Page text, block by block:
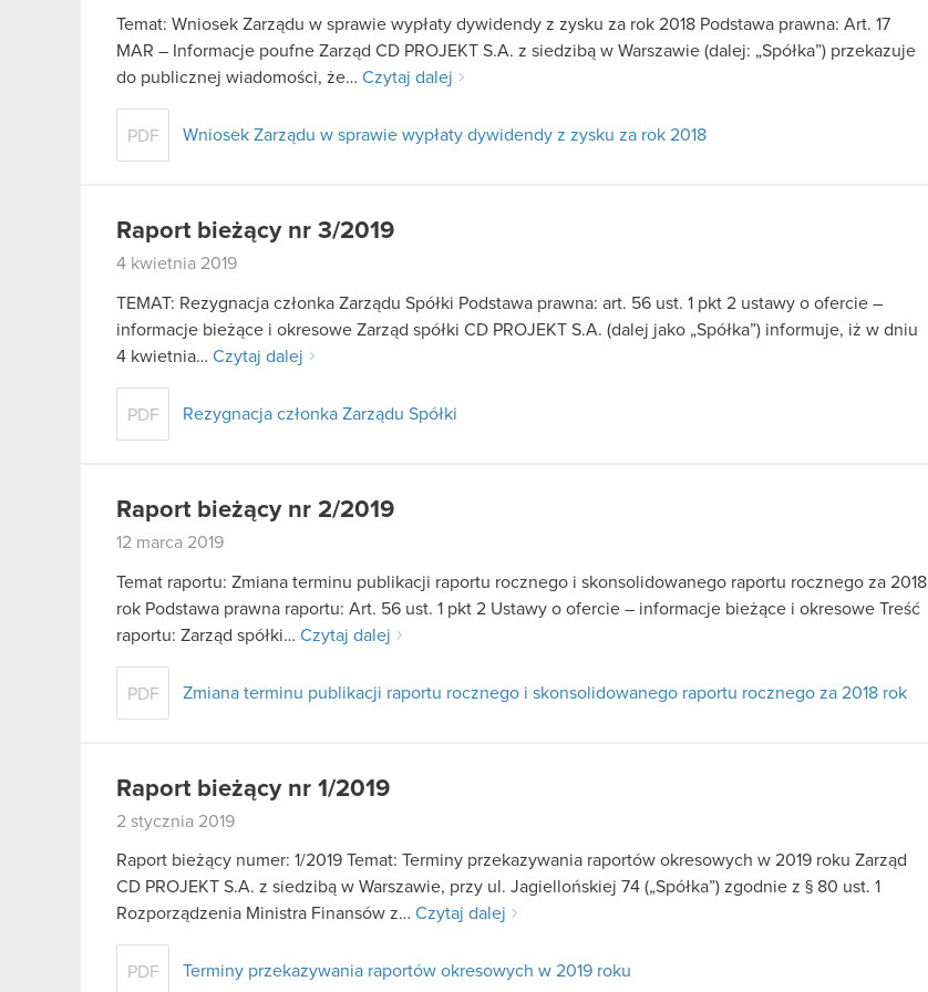
Temat: Wniosek Zarządu w sprawie wypłaty dywidendy z zysku za rok 2018 Podstawa prawna: Art. 17
MAR – Informacje poufne Zarząd CD PROJEKT S.A. z siedzibą w Warszawie (dalej: „Spółka”) przekazuje
do publicznej wiadomości, że… Czytaj dalej
PDF Wniosek Zarządu w sprawie wypłaty dywidendy z zysku za rok 2018
Raport bieżący nr 3/2019
4 kwietnia 2019
TEMAT: Rezygnacja członka Zarządu Spółki Podstawa prawna: art. 56 ust. 1 pkt 2 ustawy o ofercie –
informacje bieżące i okresowe Zarząd spółki CD PROJEKT S.A. (dalej jako „Spółka”) informuje, iż w dniu
4 kwietnia… Czytaj dalej
PDF Rezygnacja członka Zarządu Spółki
Raport bieżący nr 2/2019
12 marca 2019
Temat raportu: Zmiana terminu publikacji raportu rocznego i skonsolidowanego raportu rocznego za 2018
rok Podstawa prawna raportu: Art. 56 ust. 1 pkt 2 Ustawy o ofercie – informacje bieżące i okresowe Treść
raportu: Zarząd spółki… Czytaj dalej
PDF Zmiana terminu publikacji raportu rocznego i skonsolidowanego raportu rocznego za 2018 rok
Raport bieżący nr 1/2019
2 stycznia 2019
Raport bieżący numer: 1/2019 Temat: Terminy przekazywania raportów okresowych w 2019 roku Zarząd
CD PROJEKT S.A. z siedzibą w Warszawie, przy ul. Jagiellońskiej 74 („Spółka”) zgodnie z § 80 ust. 1
Rozporządzenia Ministra Finansów z… Czytaj dalej
PDF Terminy przekazywania raportów okresowych w 2019 roku